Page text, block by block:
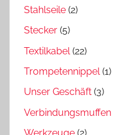
Stahlseile (2)
Stecker (5)
Textilkabel (22)
Trompetennippel(1)
Unser Geschäft (3)
Verbindungsmuffen